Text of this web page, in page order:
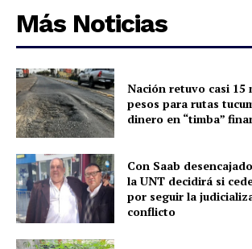
Más Noticias
Nación retuvo casi 15
pesos para rutas
dinero en “timba”
Con Saab
la UNT decidirá si
por seguir la
conflicto